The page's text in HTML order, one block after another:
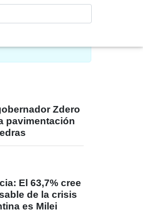
Zdero
pavimentación
El 63,7% cree
de la crisis
es Milei